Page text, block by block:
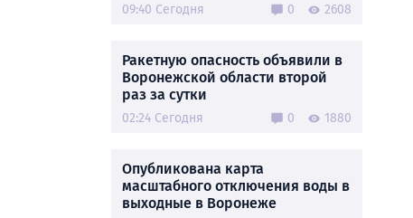
09:40 Сегодня 0 2608
Ракетную опасность объявили в
Воронежской области второй
раз за сутки
02:24 Сегодня 0 1880
Опубликована карта
масштабного отключения воды в
выходные в Воронеже